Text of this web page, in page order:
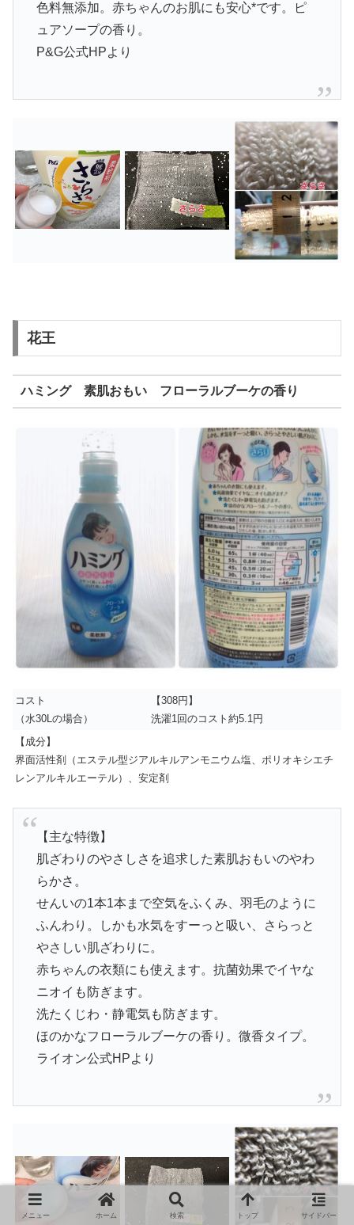
色料無添加。赤ちゃんのお肌にも安心*です。ピ
ュアソープの香り。
P&G公式HPより
花王
ハミング 素肌おもい フローラルブーケの香り
コスト
（水30Lの場合）
【308円】
洗濯1回のコスト約5.1円
【成分】
界面活性剤（エステル型ジアルキルアンモニウム塩、ポリオキシエチ
レンアルキルエーテル）、安定剤
【主な特徴】
肌ざわりのやさしさを追求した素肌おもいのやわ
らかさ。
せんいの1本1本まで空気をふくみ、羽毛のように
ふんわり。しかも水気をすーっと吸い、さらっと
やさしい肌ざわりに。
赤ちゃんの衣類にも使えます。抗菌効果でイヤな
ニオイも防ぎます。
洗たくじわ・静電気も防ぎます。
ほのかなフローラルブーケの香り。微香タイプ。
ライオン公式HPより
メニュー ホーム 検索 トップ サイドバー